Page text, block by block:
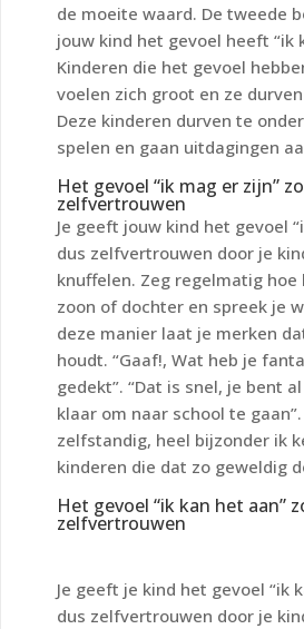
de moeite waard. De tweede
jouw kind het gevoel heeft “ik
Kinderen die het gevoel
voelen zich groot en ze
Deze kinderen durven te
spelen en gaan uitdagingen
Het gevoel “ik mag er zijn”
zelfvertrouwen
Je geeft jouw kind het gevoel
dus zelfvertrouwen door je
knuffelen. Zeg regelmatig
zoon of dochter en spreek je
deze manier laat je merken
houdt. “Gaaf!, Wat heb je
gedekt”. “Dat is snel, je bent
klaar om naar school te
zelfstandig, heel bijzonder ik
kinderen die dat zo geweldig
Het gevoel “ik kan het aan”
zelfvertrouwen
Je geeft je kind het gevoel “ik
dus zelfvertrouwen door je